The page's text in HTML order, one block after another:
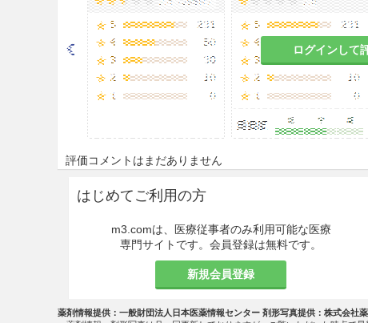
本剤は希釈せず、原液のまま使
産婦人科用（膣・外陰部の消毒
用しないこと。
本剤が眼に入らないように注意
広範囲または長期間使用する場
がある。〕
慎重投与
薬物過敏症の既往歴のある患者
喘息等のアレルギー疾患の既往歴
ログインして
評価コメントはまだありません
はじめてご利用の方
m3.comは、医療従事者のみ利用可能な医療
専門サイトです。会員登録は無料です。
新規会員登録
薬剤情報提供：一般財団法人日本医薬情報センター 剤形写真提供：株式会社